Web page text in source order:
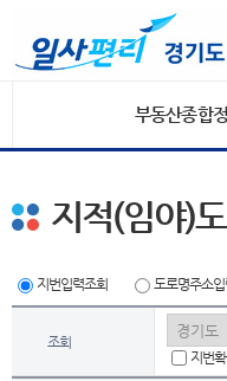
부동산종합
지적(임야)
지번입력조회 도로명주소입
조회
지번